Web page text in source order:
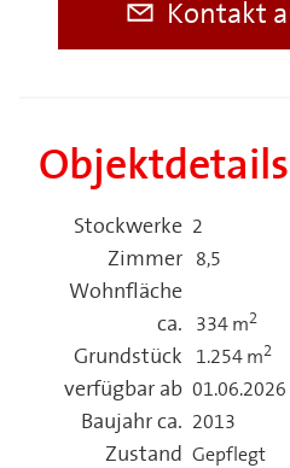
Kontakt
Objektdetails
Stockwerke 2
Zimmer 8,5
Wohnfläche
ca.
334 m2
Grundstück 1.254 m2
verfügbar ab 01.06.2026
Baujahr ca. 2013
Zustand Gepflegt